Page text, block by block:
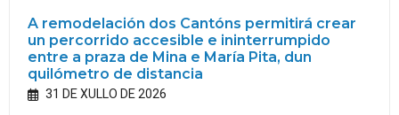
A remodelación dos Cantóns permitirá crear
un percorrido accesible e ininterrumpido
entre a praza de Mina e María Pita, dun
quilómetro de distancia
31 DE XULLO DE 2026